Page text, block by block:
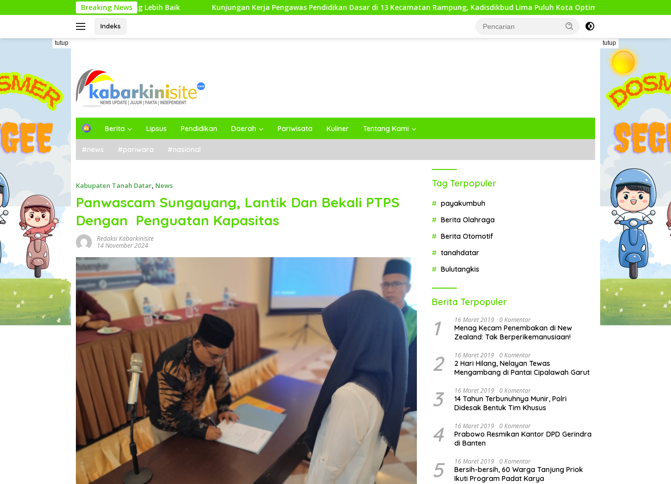
ke
Breaking News
Perencanaan yang Lebih Baik Kunjungan Kerja Pengawas Pendidikan Dasar di 13 Kecamatan Rampung, Kadisdikbud Lima Puluh Kota Optimis Bawa Perubahan Maju
Indeks
tutup tutup
H
e
Berita Lipsus Pendidikan Daerah Pariwisata Kuliner Tentang Kami
#news #pariwara #nasional
Kabupaten Tanah Datar, News
Panwascam Sungayang, Lantik Dan Bekali PTPS
Dengan Penguatan Kapasitas
Redaksi Kabarkinisite
14 November 2024
Tag Terpopuler
payakumbuh
Berita Olahraga
Berita Otomotif
tanahdatar
Bulutangkis
Berita Terpopuler
1 16 Maret 2019 0 Komentar
Menag Kecam Penembakan di New
Zealand: Tak Berperikemanusiaan!
2 16 Maret 2019 0 Komentar
2 Hari Hilang, Nelayan Tewas
Mengambang di Pantai Cipalawah Garut
3 16 Maret 2019 0 Komentar
14 Tahun Terbunuhnya Munir, Polri
Didesak Bentuk Tim Khusus
4 16 Maret 2019 0 Komentar
Prabowo Resmikan Kantor DPD Gerindra
di Banten
5 16 Maret 2019 0 Komentar
Bersih-bersih, 60 Warga Tanjung Priok
Ikuti Program Padat Karya